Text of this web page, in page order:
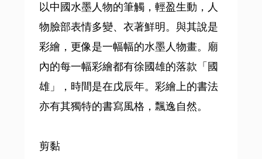
以中國水墨人物的筆觸，輕盈生動，人
物臉部表情多變、衣著鮮明。與其說是
彩繪，更像是一幅幅的水墨人物畫。廟
內的每一幅彩繪都有徐國雄的落款「國
雄」，時間是在戊辰年。彩繪上的書法
亦有其獨特的書寫風格，飄逸自然。
剪黏